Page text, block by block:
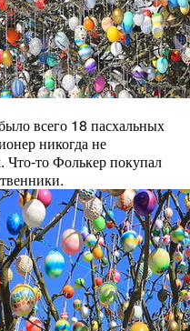
всего 18 пасхальных
никогда не
Что-то Фолькер покупал